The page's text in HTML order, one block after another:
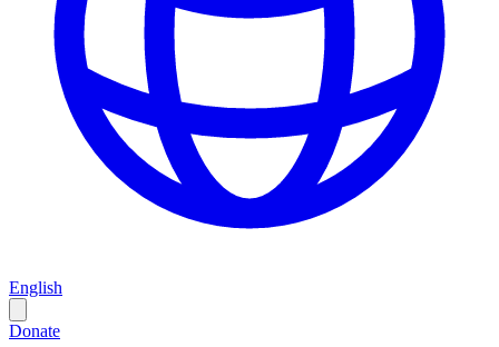
English
Donate